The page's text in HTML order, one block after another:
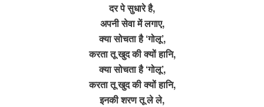
दर पे सुधारे है,
अपनी सेवा में लगाए,
क्या सोचता है ‘गोलू’,
करता तू खुद की क्यों हानि,
क्या सोचता है ‘गोलू’,
करता तू खुद की क्यों हानि,
इनकी शरण तू ले ले,